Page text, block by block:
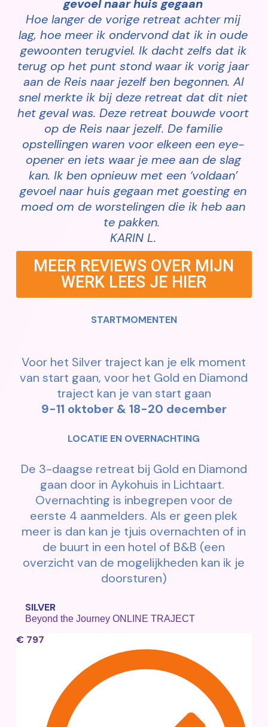
gevoel naar huis gegaan
Hoe langer de vorige retreat achter mij
lag, hoe meer ik ondervond dat ik in oude
gewoonten terugviel. Ik dacht zelfs dat ik
terug op het punt stond waar ik vorig jaar
aan de Reis naar jezelf ben begonnen. Al
snel merkte ik bij deze retreat dat dit niet
het geval was. Deze retreat bouwde voort
op de Reis naar jezelf. De familie
opstellingen waren voor elkeen een eye-
opener en iets waar je mee aan de slag
kan. Ik ben opnieuw met een ‘voldaan’
gevoel naar huis gegaan met goesting en
moed om de worstelingen die ik heb aan
te pakken.
KARIN L.
MEER REVIEWS OVER MIJN
WERK LEES JE HIER
STARTMOMENTEN
Voor het Silver traject kan je elk moment
van start gaan, voor het Gold en Diamond
traject kan je van start gaan
9-11 oktober & 18-20 december
LOCATIE EN OVERNACHTING
De 3-daagse retreat bij Gold en Diamond
gaan door in Aykohuis in Lichtaart.
Overnachting is inbegrepen voor de
eerste 4 aanmelders. Als er geen plek
meer is dan kan je tjuis overnachten of in
de buurt in een hotel of B&B (een
overzicht van de mogelijkheden kan ik je
doorsturen)
SILVER
Beyond the Journey ONLINE TRAJECT
€ 797